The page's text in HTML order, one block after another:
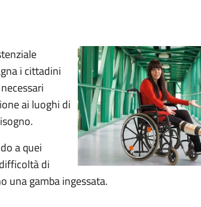
i cittadini
ai luoghi di
a quei
di
una gamba ingessata.